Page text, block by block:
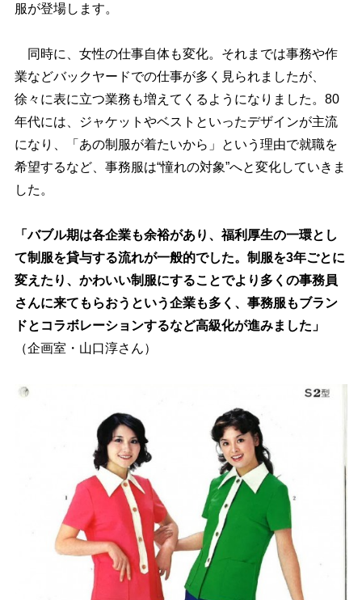
服が登場します。
同時に、女性の仕事自体も変化。それまでは事務や作
業などバックヤードでの仕事が多く見られましたが、
徐々に表に立つ業務も増えてくるようになりました。80
年代には、ジャケットやベストといったデザインが主流
になり、「あの制服が着たいから」という理由で就職を
希望するなど、事務服は“憧れの対象”へと変化していきま
した。
「バブル期は各企業も余裕があり、福利厚生の一環とし
て制服を貸与する流れが一般的でした。制服を3年ごとに
変えたり、かわいい制服にすることでより多くの事務員
さんに来てもらおうという企業も多く、事務服もブラン
ドとコラボレーションするなど高級化が進みました」
（企画室・山口淳さん）